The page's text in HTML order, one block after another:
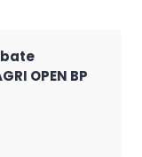
OPEN BP